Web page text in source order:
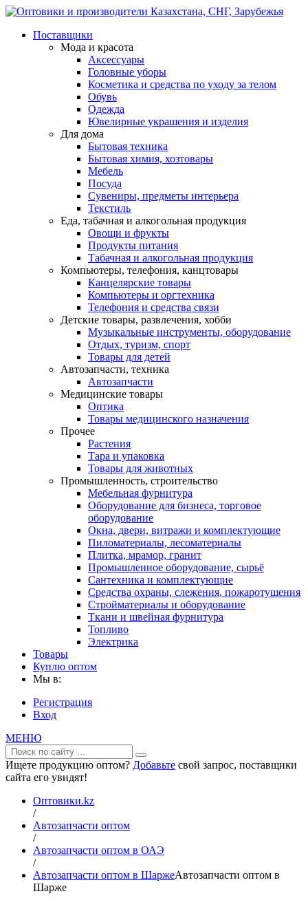
Поставщики
Мода и красота
Аксессуары
Головные уборы
Косметика и средства по уходу за телом
Обувь
Одежда
Ювелирные украшения и изделия
Для дома
Бытовая техника
Бытовая химия, хозтовары
Мебель
Посуда
Сувениры, предметы интерьера
Текстиль
Еда, табачная и алкогольная продукция
Овощи и фрукты
Продукты питания
Табачная и алкогольная продукция
Компьютеры, телефония, канцтовары
Канцелярские товары
Компьютеры и оргтехника
Телефония и средства связи
Детские товары, развлечения, хобби
Музыкальные инструменты, оборудование
Отдых, туризм, спорт
Товары для детей
Автозапчасти, техника
Автозапчасти
Медицинские товары
Оптика
Товары медицинского назначения
Прочее
Растения
Тара и упаковка
Товары для животных
Промышленность, строительство
Мебельная фурнитура
Оборудование для бизнеса, торговое
оборудование
Окна, двери, витражи и комплектующие
Пиломатериалы, лесоматериалы
Плитка, мрамор, гранит
Промышленное оборудование, сырьё
Сантехника и комплектующие
Средства охраны, слежения, пожаротушения
Стройматериалы и оборудование
Ткани и швейная фурнитура
Топливо
Электрика
Товары
Куплю оптом
Мы в:
Регистрация
Вход
МЕНЮ
Ищете продукцию оптом? Добавьте свой запрос, поставщики
сайта его увидят!
Оптовики.kz
/
Автозапчасти оптом
/
Автозапчасти оптом в ОАЭ
/
Автозапчасти оптом в ШаржеАвтозапчасти оптом в
Шарже